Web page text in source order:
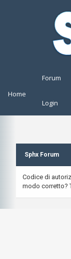
Home
Forum
Login
Sphx Forum
Codice di
modo corretto?